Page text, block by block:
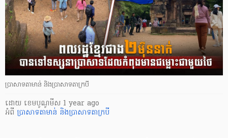
ប្រាសាទតាមាន់ និងប្រាសាទតាក្របី
ដោយ ​ ខេមបូណូមីស 1 year ago
អំពី ប្រាសាទតាមាន់ និងប្រាសាទតាក្របី